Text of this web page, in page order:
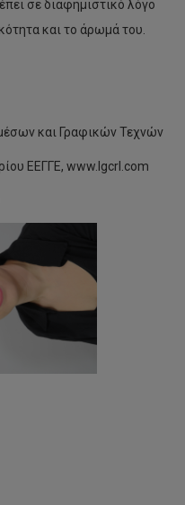
σε διαφημιστικό λόγο
και το άρωμά του.
και Γραφικών Τεχνών
ΕΕΓΓΕ, www.lgcrl.com